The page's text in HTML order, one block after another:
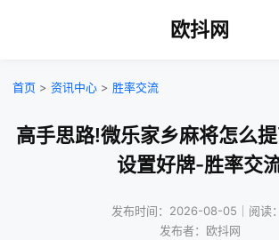
欧抖网
首页 > 资讯中心 > 胜率交流
高手思路!微乐家乡麻将怎么
设置好牌-胜率交
发布时间：2026-08-05｜阅读
发布者：欧抖网